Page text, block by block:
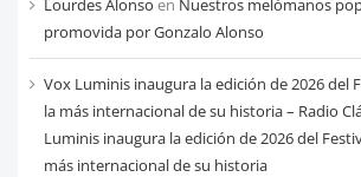
mes
Lourdes Alonso en Nuestros melómanos
promovida por Gonzalo Alonso
Vox Luminis inaugura la edición de 2026 del
la más internacional de su historia – Radio
Luminis inaugura la edición de 2026 del
más internacional de su historia